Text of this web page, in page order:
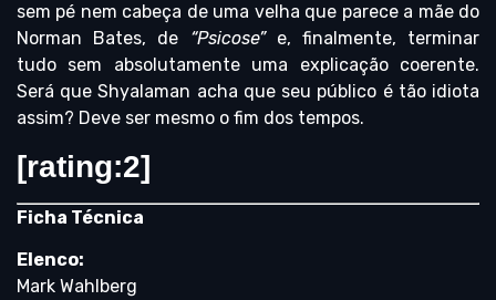
sem pé nem cabeça de uma velha que parece a mãe do
Norman Bates, de “Psicose”e, finalmente, terminar
tudo sem absolutamente uma explicação coerente.
Será que Shyalaman acha que seu público é tão idiota
assim? Deve ser mesmo o fim dos tempos.
[rating:2]
Ficha Técnica
Elenco:
Mark Wahlberg